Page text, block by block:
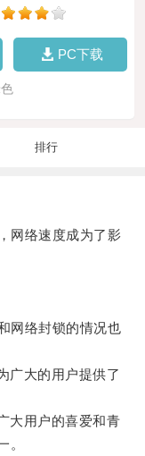
PC下载
排行
络速度成为了影
络封锁的情况也
大的用户提供了
用户的喜爱和青
。